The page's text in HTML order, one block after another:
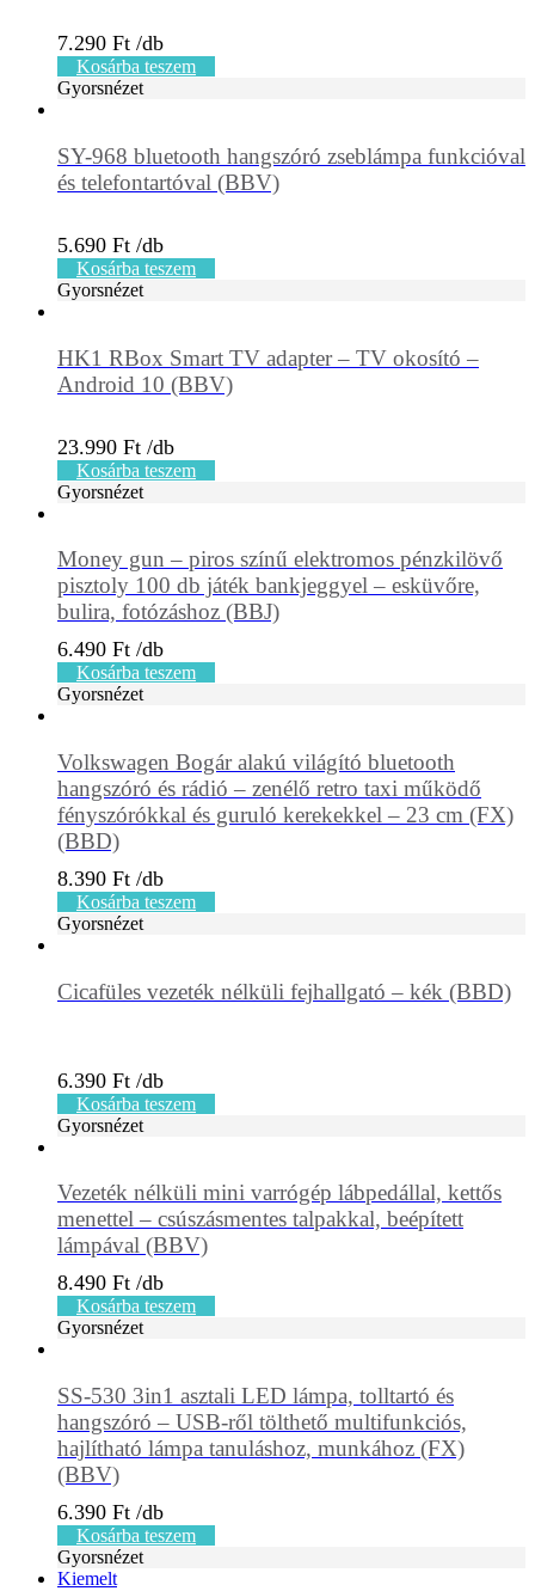
7.290 Ft
Kosárba teszem
Gyorsnézet
SY-968 bluetooth hangszóró zseblámpa funkcióval
és telefontartóval (BBV)
5.690 Ft
Kosárba teszem
Gyorsnézet
HK1 RBox Smart TV adapter – TV okosító –
Android 10 (BBV)
23.990 Ft
Kosárba teszem
Gyorsnézet
Money gun – piros színű elektromos pénzkilövő
pisztoly 100 db játék bankjeggyel – esküvőre,
bulira, fotózáshoz (BBJ)
6.490 Ft
Kosárba teszem
Gyorsnézet
Volkswagen Bogár alakú világító bluetooth
hangszóró és rádió – zenélő retro taxi működő
fényszórókkal és guruló kerekekkel – 23 cm (FX)
(BBD)
8.390 Ft
Kosárba teszem
Gyorsnézet
Cicafüles vezeték nélküli fejhallgató – kék (BBD)
6.390 Ft
Kosárba teszem
Gyorsnézet
Vezeték nélküli mini varrógép lábpedállal, kettős
menettel – csúszásmentes talpakkal, beépített
lámpával (BBV)
8.490 Ft
Kosárba teszem
Gyorsnézet
SS-530 3in1 asztali LED lámpa, tolltartó és
hangszóró – USB-ről tölthető multifunkciós,
hajlítható lámpa tanuláshoz, munkához (FX)
(BBV)
6.390 Ft
Kosárba teszem
Gyorsnézet
Kiemelt